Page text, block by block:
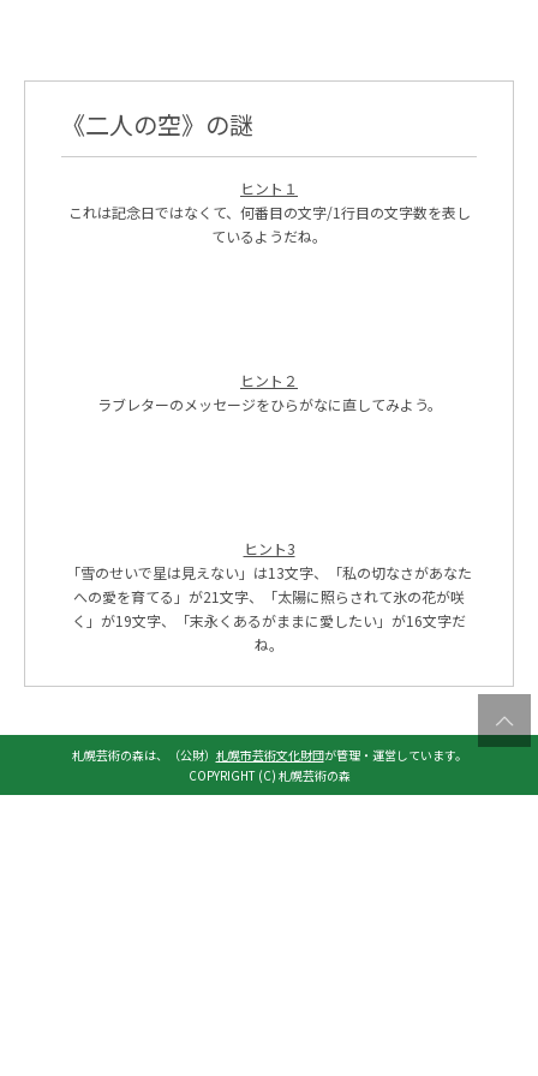
《二人の空》の謎
ヒント１
これは記念日ではなくて、何番目の文字/1行目の文字数を表し
ているようだね。
ヒント２
ラブレターのメッセージをひらがなに直してみよう。
ヒント3
「雪のせいで星は見えない」は13文字、「私の切なさがあなた
への愛を育てる」が21文字、「太陽に照らされて氷の花が咲
く」が19文字、「末永くあるがままに愛したい」が16文字だ
ね。
札幌芸術の森は、（公財） 札幌市芸術文化財団が管理・運営しています。
COPYRIGHT (C) 札幌芸術の森